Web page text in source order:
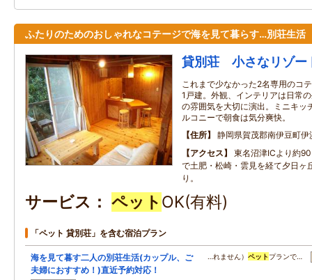
ふたりのためのおしゃれなコテージで海を見て暮らす…別荘生活
貸別荘 小さなリゾー
これまで少なかった2名専用のコ
1戸建。外観、インテリアは日常
の雰囲気を大切に演出。ミニキッ
ルコニーで朝食は気分爽快。
住所
静岡県賀茂郡南伊豆町
アクセス
東名沼津ICより約
で土肥・松崎・雲見を経て夕日ヶ
り。
サービス ペット OK(有料)
「ペット 貸別荘」を含む宿泊プラン
海を見て暮す二人の別荘生活(カップル、ご
夫婦におすすめ！)直近予約対応！
…れません） ペット プランで…